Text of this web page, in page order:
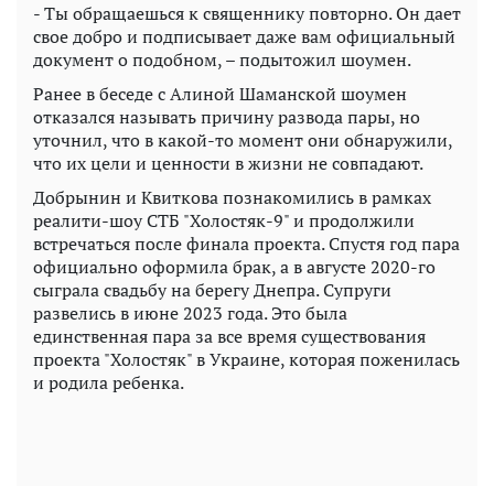
- Ты обращаешься к священнику повторно. Он дает
свое добро и подписывает даже вам официальный
документ о подобном, – подытожил шоумен.
Ранее в беседе с Алиной Шаманской шоумен
отказался называть причину развода пары, но
уточнил, что в какой-то момент они обнаружили,
что их цели и ценности в жизни не совпадают.
Добрынин и Квиткова познакомились в рамках
реалити-шоу СТБ "Холостяк-9" и продолжили
встречаться после финала проекта. Спустя год пара
официально оформила брак, а в августе 2020-го
сыграла свадьбу на берегу Днепра. Супруги
развелись в июне 2023 года. Это была
единственная пара за все время существования
проекта "Холостяк" в Украине, которая поженилась
и родила ребенка.